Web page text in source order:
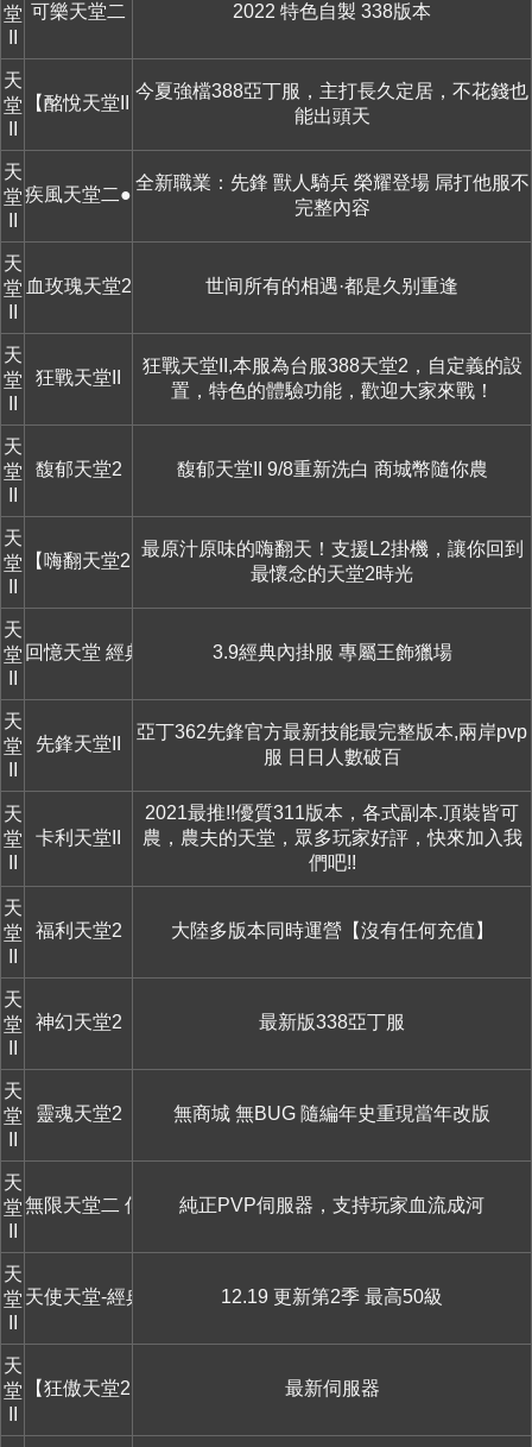
堂 可樂天堂二 2022 特色自製 338版本
天
堂
【酩悅天堂II】
今夏強檔388亞丁服，主打長久定居，不花錢也
能出頭天
天
堂疾風天堂二●獸人騎兵●(亞丁版本))
全新職業：先鋒 獸人騎兵 榮耀登場 屌打他服不
完整內容
天
堂 血玫瑰天堂2 世间所有的相遇·都是久别重逢
天
堂
狂戰天堂II
狂戰天堂II,本服為台服388天堂2，自定義的設
置，特色的體驗功能，歡迎大家來戰！
天
堂
馥郁天堂2 馥郁天堂II 9/8重新洗白 商城幣隨你農
天
堂
【嗨翻天堂2】帶你回到十年前的快樂時光
最原汁原味的嗨翻天！支援L2掛機，讓你回到
最懷念的天堂2時光
天
堂 回憶天堂 經典服 3.9經典內掛服 專屬王飾獵場
天
堂
先鋒天堂II
亞丁362先鋒官方最新技能最完整版本,兩岸pvp
服 日日人數破百
天
堂
卡利天堂II
2021最推!!優質311版本，各式副本.頂裝皆可
農，農夫的天堂，眾多玩家好評，快來加入我
們吧!!
天
堂
福利天堂2 大陸多版本同時運營【沒有任何充值】
天
堂
神幻天堂2 最新版338亞丁服
天
堂
靈魂天堂2 無商城 無BUG 隨編年史重現當年改版
天
堂無限天堂二 何門奎斯覺醒純正PVP伺服器，支持玩家血流成河
天
堂 天使天堂-經典懷舊 12.19 更新第2季 最高50級
天
堂
【狂傲天堂2】 最新伺服器